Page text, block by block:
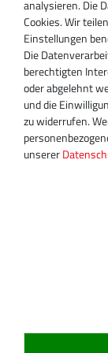
D-13509 Berlin
+49 30 340
+49 30 340
+49 30 340
Aktuelle
Mo-Fr: 08:00 Uhr
Sa: geschlossen
analysieren. Die
Cookies. Wir
Einstellungen
Die
berechtigten
oder abgelehnt
und die
zu widerrufen.
unserer